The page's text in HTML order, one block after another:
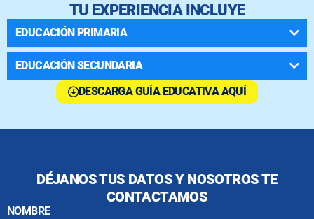
TU EXPERIENCIA INCLUYE
EDUCACIÓN PRIMARIA
EDUCACIÓN SECUNDARIA
DESCARGA GUÍA EDUCATIVA AQUÍ
DÉJANOS TUS DATOS Y NOSOTROS TE
CONTACTAMOS
NOMBRE